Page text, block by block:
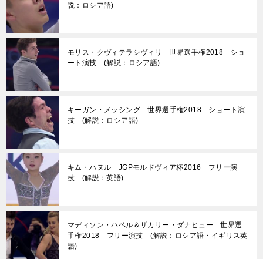
説：ロシア語)
モリス・クヴィテラシヴィリ 世界選手権2018 ショ
ート演技 (解説：ロシア語)
キーガン・メッシング 世界選手権2018 ショート演
技 (解説：ロシア語)
キム・ハヌル JGPモルドヴィア杯2016 フリー演
技 (解説：英語)
マディソン・ハベル＆ザカリー・ダナヒュー 世界選
手権2018 フリー演技 (解説：ロシア語・イギリス英
語)